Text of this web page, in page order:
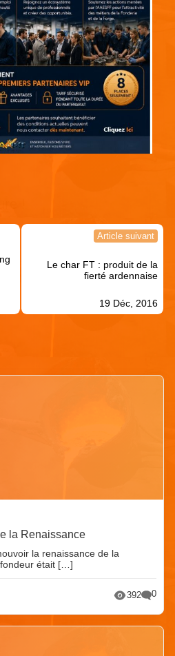
Article suivant
Le char FT : produit de la
fierté ardennaise
19 Déc, 2016
la Renaissance
la renaissance de la
était […]
392 0